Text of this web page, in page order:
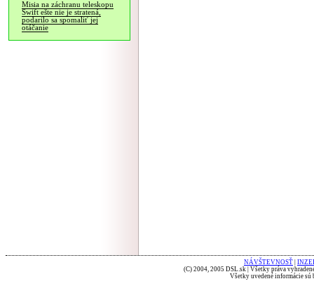
Misia na záchranu teleskopu
Swift ešte nie je stratená,
podarilo sa spomaliť jej
otáčanie
NÁVŠTEVNOSŤ
(C) 2004, 2005 DSL.sk | Všetky práva
Všetky uvedené informácie sú